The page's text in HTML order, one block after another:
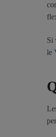
Si
le